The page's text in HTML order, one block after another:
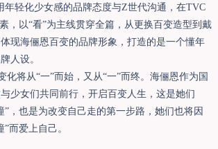
年轻化少女感的品牌态度与Z世代沟通，在TVC
，以“看”为主线贯穿全篇，从更换百变造型到戴
体现海俪恩百变的品牌形象，打造的是一个懂年
人设。
化将从“一”而始，又从“一”而终。海俪恩作为国
少女们共同前行，开启百变人生，这是她们
”，也是为改变自己走的第一步路，她们也将因
而爱上自己。